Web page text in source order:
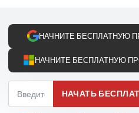
НАЧНИТЕ БЕСПЛАТНУЮ
НАЧНИТЕ БЕСПЛАТНУЮ
НАЧАТЬ